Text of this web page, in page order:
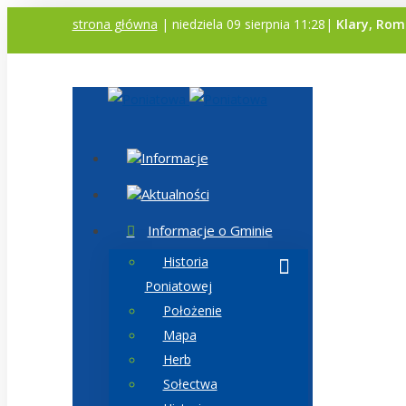
strona główna | niedziela 09 sierpnia 11:28| Klary,
Informacje
Aktualności
Informacje o Gminie
Historia
Poniatowej
Położenie
Mapa
Herb
Sołectwa